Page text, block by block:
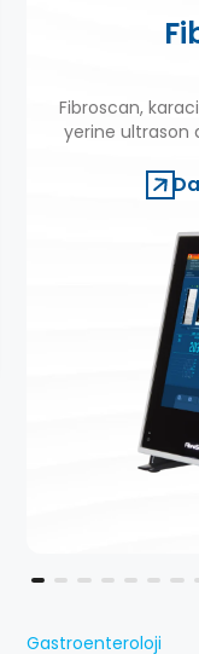
Fibroscan,
yerine ultrason
Gastroenteroloji